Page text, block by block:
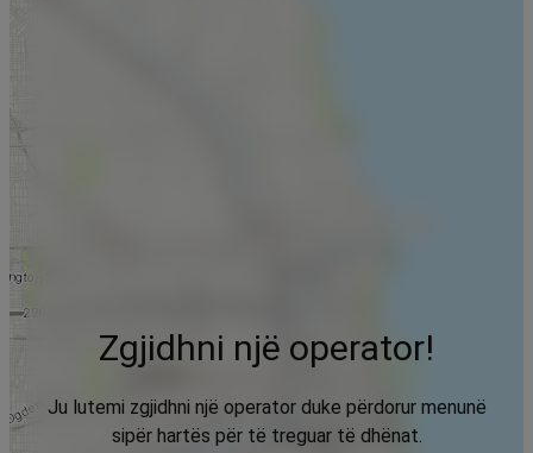
Zgjidhni një operator!
Ju lutemi zgjidhni një operator duke përdorur menunë
sipër hartës për të treguar të dhënat.